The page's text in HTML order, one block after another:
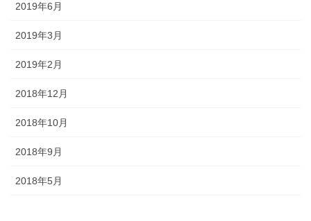
2019年6月
2019年3月
2019年2月
2018年12月
2018年10月
2018年9月
2018年5月